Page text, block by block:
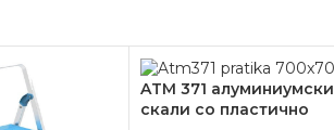
ATM 371 алуминиумски
скали со пластично